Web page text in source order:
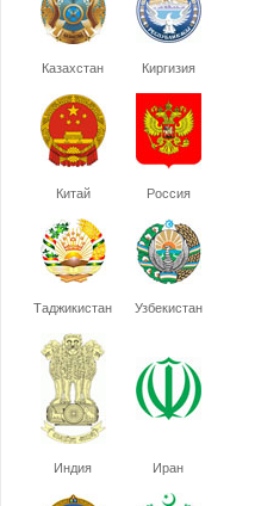
Казахстан Киргизия
Китай Россия
Таджикистан Узбекистан
Индия Иран